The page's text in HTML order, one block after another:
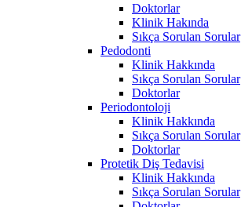
Doktorlar
Klinik Hakında
Sıkça Sorulan Sorular
Pedodonti
Klinik Hakkında
Sıkça Sorulan Sorular
Doktorlar
Periodontoloji
Klinik Hakkında
Sıkça Sorulan Sorular
Doktorlar
Protetik Diş Tedavisi
Klinik Hakkında
Sıkça Sorulan Sorular